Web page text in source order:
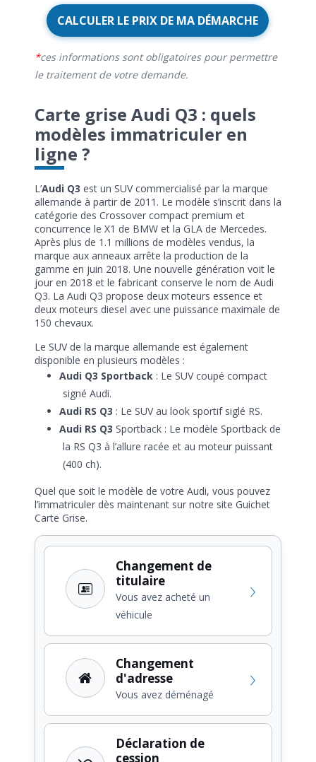
CALCULER LE PRIX DE MA DÉMARCHE
ces informations sont obligatoires pour permettre
le traitement de votre demande.
Carte grise Audi Q3 : quels
modèles immatriculer en
ligne ?
L’Audi Q3 est un SUV commercialisé par la marque
allemande à partir de 2011. Le modèle s’inscrit dans la
catégorie des Crossover compact premium et
concurrence le X1 de BMW et la GLA de Mercedes.
Après plus de 1.1 millions de modèles vendus, la
marque aux anneaux arrête la production de la
gamme en juin 2018. Une nouvelle génération voit le
jour en 2018 et le fabricant conserve le nom de Audi
Q3. La Audi Q3 propose deux moteurs essence et
deux moteurs diesel avec une puissance maximale de
150 chevaux.
Le SUV de la marque allemande est également
disponible en plusieurs modèles :
Audi Q3 Sportback : Le SUV coupé compact
signé Audi.
Audi RS Q3 : Le SUV au look sportif siglé RS.
Audi RS Q3 Sportback : Le modèle Sportback de
la RS Q3 à l’allure racée et au moteur puissant
(400 ch).
Quel que soit le modèle de votre Audi, vous pouvez
l’immatriculer dès maintenant sur notre site Guichet
Carte Grise.
Changement de
titulaire
Vous avez acheté un
véhicule
Changement
d'adresse
Vous avez déménagé
Déclaration de
cession